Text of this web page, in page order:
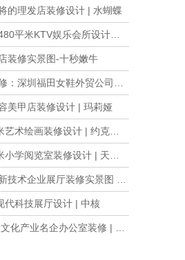
的理发店装修设计 | 水蝴蝶
深圳宝安480平米KTV娱乐会所设计装修案例
装修实景图-十秒嫩牛
办公室装修：深圳福田女鞋外贸公司230平米写字楼办公室设计
美甲店装修设计 | 玛莉娅
250多平米艺术绘画装修设计 | 约克艺术
260余平米小学阅览室装修设计 | 天骄小学
国家级高新技术企业展厅装修实景图 | 超频
代科技展厅设计 | 中核
2200平米文化产业名企办公室装修 | 保利文化